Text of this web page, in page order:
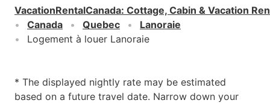
VacationRentalCanada: Cottage, Cabin & Vacation
Canada
Quebec
Lanoraie
Logement à louer Lanoraie
* The displayed nightly rate may be estimated
based on a future travel date. Narrow down your